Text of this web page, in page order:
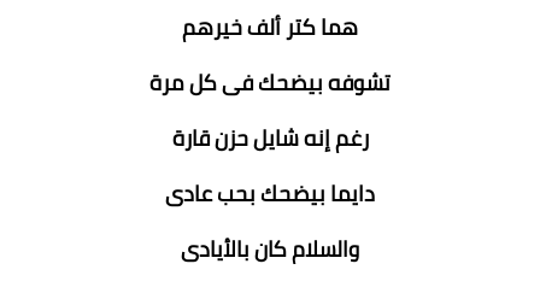
هما كتر ألف خيرهم
تشوفه بيضحك فى كل مرة
رغم إنه شايل حزن قارة
دايما بيضحك بحب عادى
والسلام كان بالأيادى